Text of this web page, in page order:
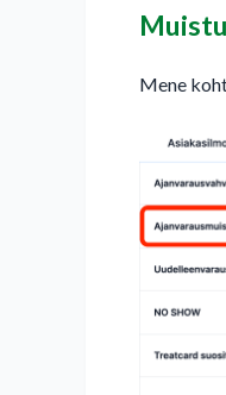
Mene